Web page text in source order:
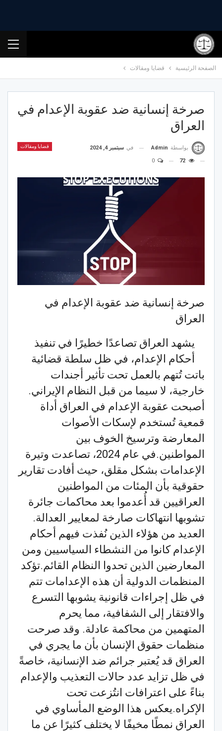
الصفحة الرئيسية قضايا ومقالات
صرخة إنسانية ضد عقوبة الإعدام في
العراق
قضايا ومقالات بواسطة Admin في سبتمبر 4, 2024
72
صرخة إنسانية ضد عقوبة الإعدام في
العراق
يشهد العراق تصاعدًا خطيرًا في تنفيذ
أحكام الإعدام، في ظل سلطة قضائية
باتت تُتهم بالعمل تحت تأثير أجندات
خارجية، لا سيما من قبل النظام الإيراني.
أصبحت عقوبة الإعدام في العراق أداة
قمعية تُستخدم لإسكات الأصوات
المعارضة وترسيخ الخوف بين
المواطنين.في عام 2024، تصاعدت وتيرة
الإعدامات بشكل مقلق، حيث أفادت تقارير
حقوقية بأن المئات من المواطنين
العراقيين قد أُعدموا بعد محاكمات جائرة
تشوبها انتهاكات صارخة لمعايير العدالة.
العديد من هؤلاء الذين نُفذت فيهم أحكام
الإعدام كانوا من النشطاء السياسيين ومن
المعارضين الذين تحدوا النظام القائم.تؤكد
المنظمات الدولية أن هذه الإعدامات تتم
في ظل إجراءات قانونية يشوبها التسرع
والافتقار إلى الشفافية، مما يحرم
المتهمين من محاكمة عادلة. وقد صرحت
منظمات حقوق الإنسان بأن ما يجري في
العراق قد يُعتبر جرائم ضد الإنسانية، خاصةً
في ظل تزايد عدد حالات التعذيب والإعدام
بناءً على اعترافات انتُزعت تحت
الإكراه.يعكس هذا الوضع المأساوي في
العراق نمطًا مخيفًا لا يختلف كثيرًا عن ما